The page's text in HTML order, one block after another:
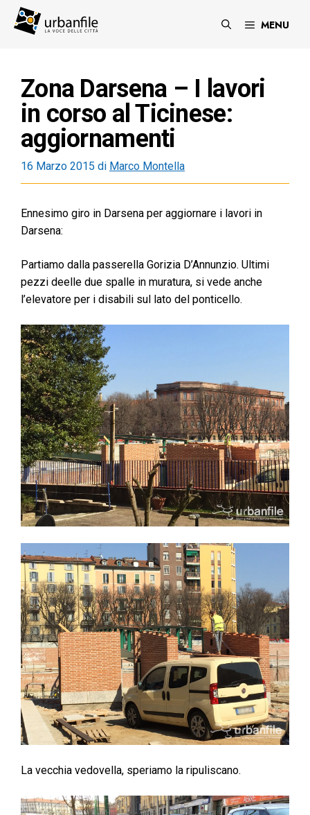
MENU
Zona Darsena – I lavori
in corso al Ticinese:
aggiornamenti
16 Marzo 2015 di Marco Montella
Ennesimo giro in Darsena per aggiornare i lavori in
Darsena:
Partiamo dalla passerella Gorizia D’Annunzio. Ultimi
pezzi deelle due spalle in muratura, si vede anche
l’elevatore per i disabili sul lato del ponticello.
La vecchia vedovella, speriamo la ripuliscano.